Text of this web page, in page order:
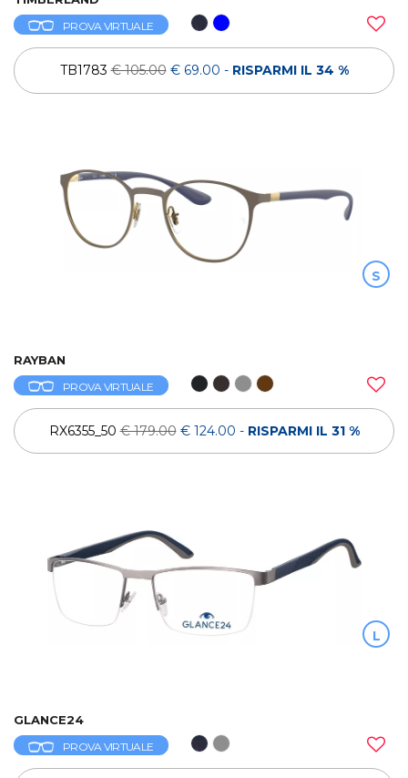
PROVA VIRTUALE
TB1783€ 105.00 € 69.00 - RISPARMI IL 34 %
S
RAYBAN
PROVA VIRTUALE
RX6355_50€ 179.00 € 124.00 - RISPARMI IL 31 %
L
GLANCE24
PROVA VIRTUALE